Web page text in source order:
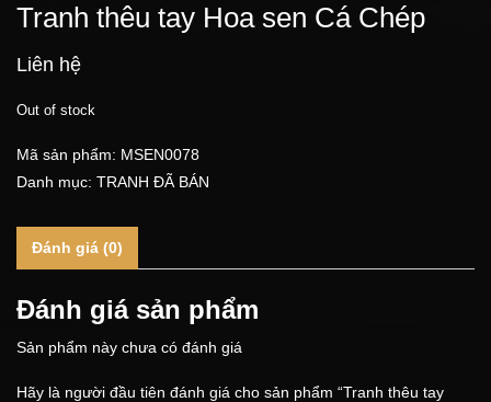
Tranh thêu tay Hoa sen Cá Chép
Liên hệ
Out of stock
Mã sản phẩm: MSEN0078
Danh mục: TRANH ĐÃ BÁN
Đánh giá (0)
Đánh giá sản phẩm
Sản phẩm này chưa có đánh giá
Hãy là người đầu tiên đánh giá cho sản phẩm “Tranh thêu tay